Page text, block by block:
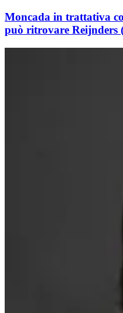
Moncada in trattativa
può ritrovare Reijnders